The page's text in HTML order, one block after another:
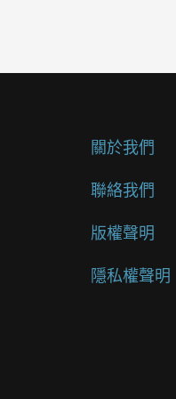
關於我們
聯絡我們
版權聲明
隱私權聲明